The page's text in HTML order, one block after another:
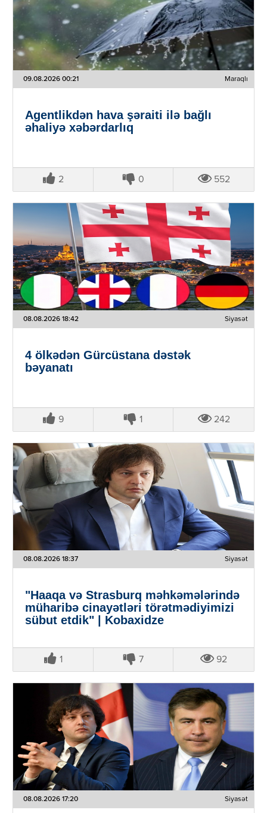
09.08.2026 00:21 Maraqlı
Agentlikdən hava şəraiti ilə bağlı
əhaliyə xəbərdarlıq
2 0 552
08.08.2026 18:42 Siyasət
4 ölkədən Gürcüstana dəstək
bəyanatı
9 1 242
08.08.2026 18:37 Siyasət
"Haaqa və Strasburq məhkəmələrində
müharibə cinayətləri törətmədiyimizi
sübut etdik" | Kobaxidze
1 7 92
08.08.2026 17:20 Siyasət